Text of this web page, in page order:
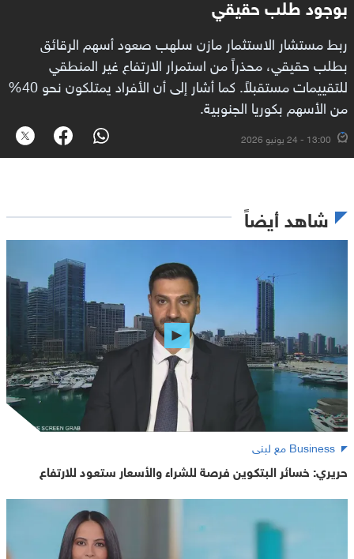
ربط مستشار الاستثمار مازن سلهب صعود أسهم الرقائق
بطلب حقيقي، محذراً من استمرار الارتفاع غير المنطقي
للتقييمات مستقبلاً. كما أشار إلى أن الأفراد يمتلكون نحو 40%
من الأسهم بكوريا الجنوبية.
13:00 - 24 يونيو 2026
شاهد أيضاً
Business مع لبنى
حريري: خسائر البتكوين فرصة للشراء والأسعار ستعود للارتفاع